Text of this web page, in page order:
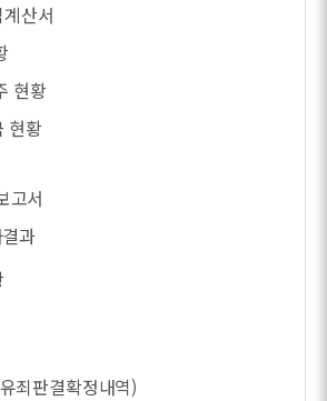
산서
현황
현황
고서
과
죄판결확정내역)